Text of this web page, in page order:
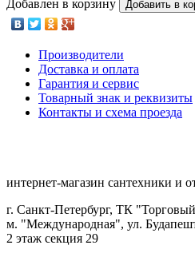
Добавлен в корзину Добавить в
Производители
Доставка и оплата
Гарантия и сервис
Товарный знак и реквизиты
Контакты и схема проезда
интернет-магазин сантехники и
г. Санкт-Петербург, ТК
м. "Международная", ул.
2 этаж секция 29